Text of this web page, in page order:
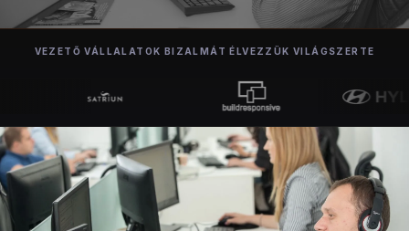
VEZETŐ VÁLLALATOK BIZALMÁT ÉLVEZZÜK VILÁGSZERTE